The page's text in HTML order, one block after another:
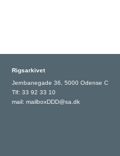
Rigsarkivet
Jernbanegade 36, 5000 Odense C
Tlf: 33 92 33 10
mail: mailboxDDD@sa.dk